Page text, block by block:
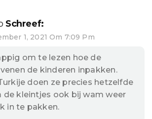
Schreef:
1, 2021 Om 7:09 Pm
om te lezen hoe de
de kinderen inpakken.
doen ze precies hetzelfde
de kleintjes ook bij wam weer
in te pakken.